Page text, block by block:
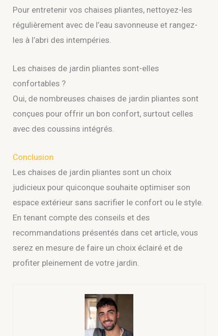
Pour entretenir vos chaises pliantes, nettoyez-les
régulièrement avec de l’eau savonneuse et rangez-
les à l’abri des intempéries.
Les chaises de jardin pliantes sont-elles
confortables ?
Oui, de nombreuses chaises de jardin pliantes sont
conçues pour offrir un bon confort, surtout celles
avec des coussins intégrés.
Conclusion
Les chaises de jardin pliantes sont un choix
judicieux pour quiconque souhaite optimiser son
espace extérieur sans sacrifier le confort ou le style.
En tenant compte des conseils et des
recommandations présentés dans cet article, vous
serez en mesure de faire un choix éclairé et de
profiter pleinement de votre jardin.